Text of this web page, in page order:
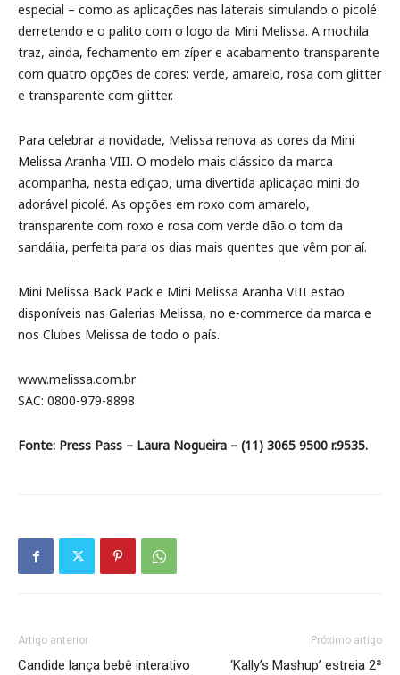
especial – como as aplicações nas laterais simulando o picolé
derretendo e o palito com o logo da Mini Melissa. A mochila
traz, ainda, fechamento em zíper e acabamento transparente
com quatro opções de cores: verde, amarelo, rosa com glitter
e transparente com glitter.
Para celebrar a novidade, Melissa renova as cores da Mini
Melissa Aranha VIII. O modelo mais clássico da marca
acompanha, nesta edição, uma divertida aplicação mini do
adorável picolé. As opções em roxo com amarelo,
transparente com roxo e rosa com verde dão o tom da
sandália, perfeita para os dias mais quentes que vêm por aí.
Mini Melissa Back Pack e Mini Melissa Aranha VIII estão
disponíveis nas Galerias Melissa, no e-commerce da marca e
nos Clubes Melissa de todo o país.
www.melissa.com.br
SAC: 0800-979-8898
Fonte: Press Pass – Laura Nogueira – (11) 3065 9500 r.9535.
Artigo anterior
Candide lança bebê interativo
Próximo artigo
‘Kally’s Mashup’ estreia 2ª